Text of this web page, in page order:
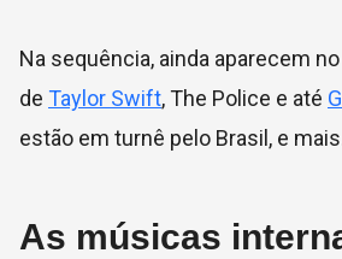
Na sequência, ainda aparecem
de Taylor Swift, The Police e até
estão em turnê pelo Brasil, e
As músicas